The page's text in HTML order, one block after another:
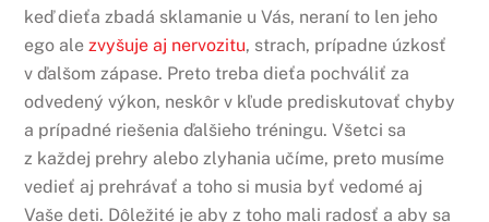
keď dieťa zbadá sklamanie u Vás, neraní to len jeho
ego alezvyšuje aj nervozitu, strach, prípadne úzkosť
v ďalšom zápase. Preto treba dieťa pochváliť za
odvedený výkon, neskôr v kľude prediskutovať chyby
a prípadné riešenia ďalšieho tréningu. Všetci sa
z každej prehry alebo zlyhania učíme, preto musíme
vedieť aj prehrávať a toho si musia byť vedomé aj
Vaše deti. Dôležité je aby z toho mali radosť a aby sa